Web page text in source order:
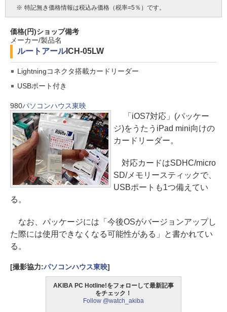
※ 特記無き価格情報は税込み価格（税率=5％）です。
価格(円)ショップ備考
メーカー/製品名
ルートアールICH-05LW
Lightningコネクタ搭載カードリーダー
USBポート付き
980パソコンハウス東映
「iOS7対応」(パッケー
ジ)をうたうiPad mini向けの
カードリーダー。
対応カードはSDHC/micro
SD/メモリースティックで、
USBポートも1つ備えてい
る。
なお、パッケージには「今後OSがバージョンアップし
た際には使用できなくなる可能性がある」と書かれてい
る。
[撮影協力:パソコンハウス東映]
AKIBA PC Hotline!をフォローして最新記事
をチェック！
Follow @watch_akiba